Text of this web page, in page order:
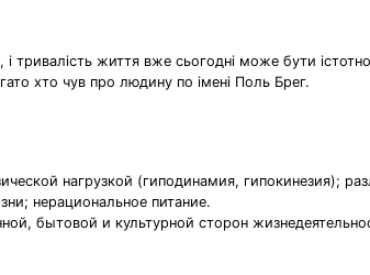
життя вже сьогодні може бути
хто чув про людину по імені Поль Брег.
нагрузкой (гиподинамия, гипокинезия);
нерациональное питание.
бытовой и культурной сторон